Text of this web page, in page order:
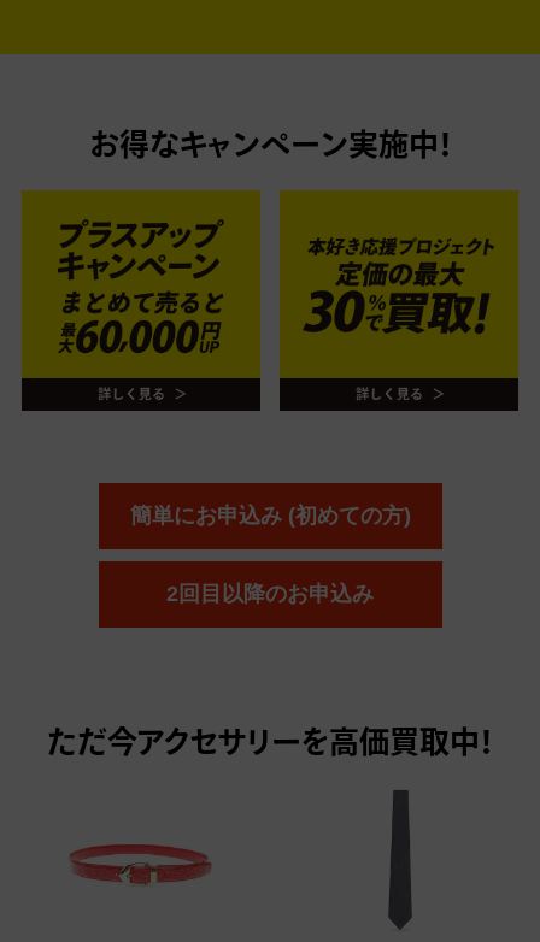
お得なキャンペーン実施中！
簡単にお申込み (初めての方)
2回目以降のお申込み
ただ今アクセサリーを高価買取中！